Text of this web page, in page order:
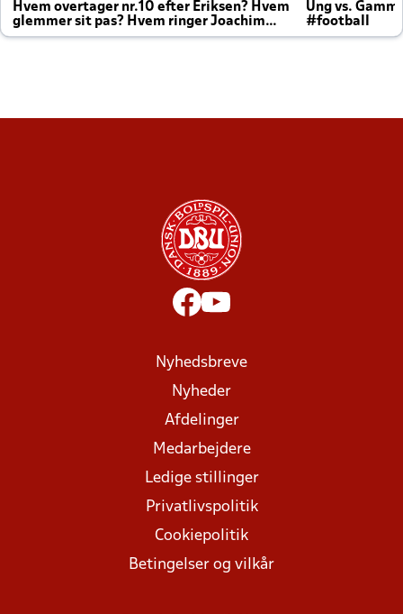
Hvem overtager nr.10 efter Eriksen? Hvem
glemmer sit pas? Hvem ringer Joachim
altid til efter kampe?
Ung vs.
#football
Nyhedsbreve
Nyheder
Afdelinger
Medarbejdere
Ledige stillinger
Privatlivspolitik
Cookiepolitik
Betingelser og vilkår